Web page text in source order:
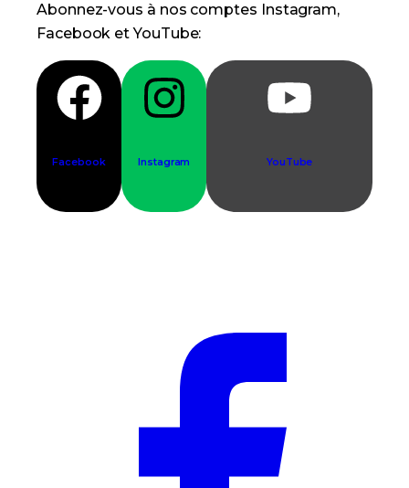
Abonnez-vous à nos comptes Instagram,
Facebook et YouTube:
Facebook Instagram YouTube